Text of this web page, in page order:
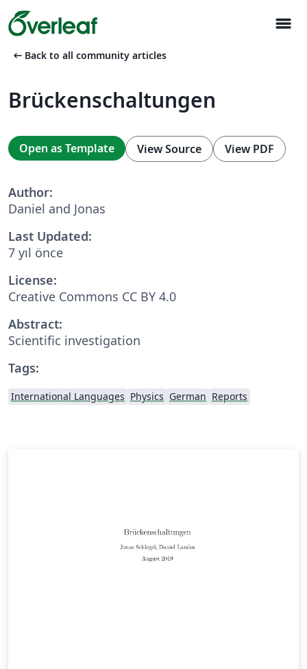
menu
arrow_left_alt Back to all community articles
Brückenschaltungen
Open as Template View Source View PDF
Author:
Daniel and Jonas
Last Updated:
7 yıl önce
License:
Creative Commons CC BY 4.0
Abstract:
Scientific investigation
Tags:
International Languages Physics German Reports